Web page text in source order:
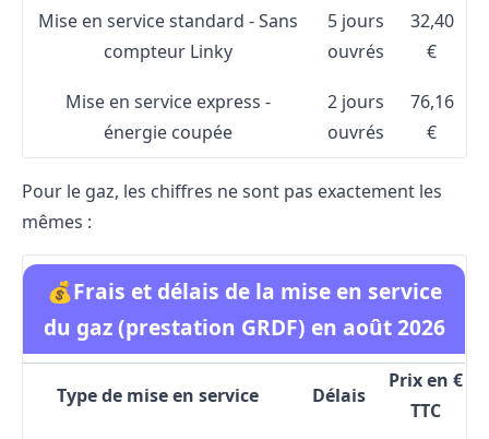
Mise en service standard - Sans
compteur Linky
5 jours
ouvrés
32,40
€
Mise en service express -
énergie coupée
2 jours
ouvrés
76,16
€
Pour le gaz, les chiffres ne sont pas exactement les
mêmes :
💰Frais et délais de la mise en service
du gaz (prestation GRDF) en août 2026
Type de mise en service Délais
Prix en €
TTC